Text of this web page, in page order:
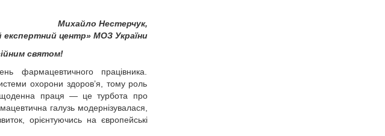
Михайло Нестерчук,
центр» МОЗ України
святом!
працівника.
охорони здоров’я, тому роль
щоденна праця — це турбота про
галузь модернізувалася,
орієнтуючись на європейські